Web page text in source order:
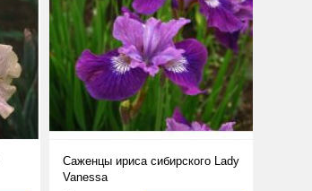
Саженцы ириса сибирского Lady
Vanessa